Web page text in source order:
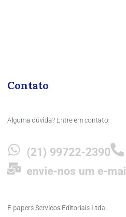
Contato
Alguma dúvida? Entre em contato:
(21) 99722-2390
envie-nos um e-mail
E-papers Servicos Editoriais Ltda.